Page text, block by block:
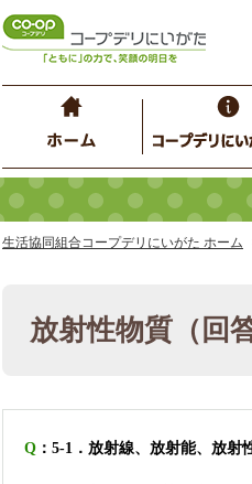
生活協同組合コープデリにいがた ホーム
放射性物質（回答
Q ：5-1．放射線、放射能、放射